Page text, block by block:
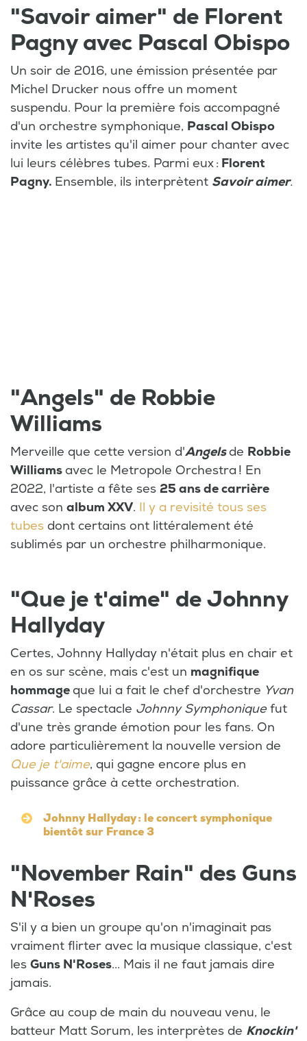
"Savoir aimer" de Florent
Pagny avec Pascal Obispo
Un soir de 2016, une émission présentée par
Michel Drucker nous offre un moment
suspendu. Pour la première fois accompagné
d'un orchestre symphonique, Pascal Obispo
invite les artistes qu'il aimer pour chanter avec
lui leurs célèbres tubes. Parmi eux : Florent
Pagny. Ensemble, ils interprètent Savoir aimer.
"Angels" de Robbie
Williams
Merveille que cette version d'Angelsde Robbie
Williamsavec le Metropole Orchestra ! En
2022, l'artiste a fête ses 25 ans de carrière
avec son album XXV. Il y a revisité tous ses
tubes dont certains ont littéralement été
sublimés par un orchestre philharmonique.
"Que je t'aime" de Johnny
Hallyday
Certes, Johnny Hallyday n'était plus en chair et
en os sur scène, mais c'est un magnifique
hommageque lui a fait le chef d'orchestre Yvan
Cassar. Le spectacle Johnny Symphonique fut
d'une très grande émotion pour les fans. On
adore particulièrement la nouvelle version de
Que je t'aime, qui gagne encore plus en
puissance grâce à cette orchestration.
Johnny Hallyday : le concert symphonique
bientôt sur France 3
"November Rain" des Guns
N'Roses
S'il y a bien un groupe qu'on n'imaginait pas
vraiment flirter avec la musique classique, c'est
les Guns N'Roses... Mais il ne faut jamais dire
jamais.
Grâce au coup de main du nouveau venu, le
batteur Matt Sorum, les interprètes de Knockin'